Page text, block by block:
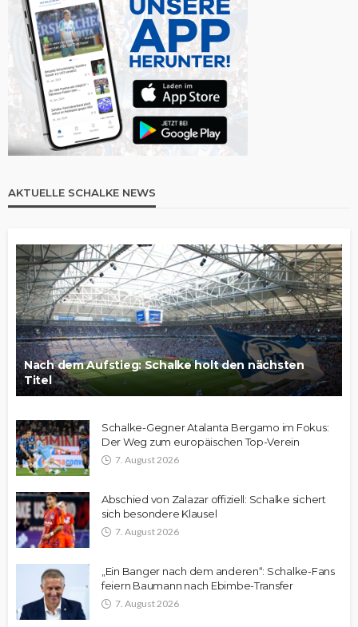
AKTUELLE SCHALKE NEWS
Nach dem Aufstieg: Schalke holt den nächsten
Titel
Schalke-Gegner Atalanta Bergamo im Fokus:
Der Weg zum europäischen Top-Verein
7. August 2026
Abschied von Zalazar offiziell: Schalke sichert
sich besondere Klausel
7. August 2026
„Ein Banger nach dem anderen“: Schalke-Fans
feiern Baumann nach Ebimbe-Transfer
7. August 2026